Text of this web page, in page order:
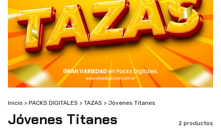
Inicio > PACKS DIGITALES > TAZAS > Jóvenes Titanes
Jóvenes Titanes 2 productos